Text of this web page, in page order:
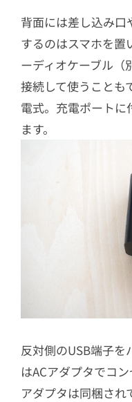
背面には差し込み
するのはスマホを置
ーディオケーブル（
接続して使うことも
電式。充電ポートに
ます。
反対側のUSB端子
はACアダプタでコ
アダプタは同梱さ